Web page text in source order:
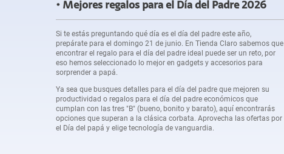
Mejores regalos para el Día del Padre 2026
Si te estás preguntando qué día es el día del padre este año,
prepárate para el domingo 21 de junio. En Tienda Claro sabemos que
encontrar el regalo para el día del padre ideal puede ser un reto, por
eso hemos seleccionado lo mejor en gadgets y accesorios para
sorprender a papá.
Ya sea que busques detalles para el día del padre que mejoren su
productividad o regalos para el día del padre económicos que
cumplan con las tres "B" (bueno, bonito y barato), aquí encontrarás
opciones que superan a la clásica corbata. Aprovecha las ofertas por
el Día del papá y elige tecnología de vanguardia.